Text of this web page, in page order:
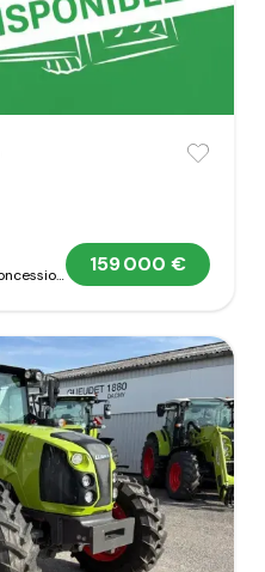
Gueudet 1880 Beauvais - Concession Claas 159 000 €